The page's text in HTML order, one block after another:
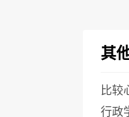
其
比较
行政